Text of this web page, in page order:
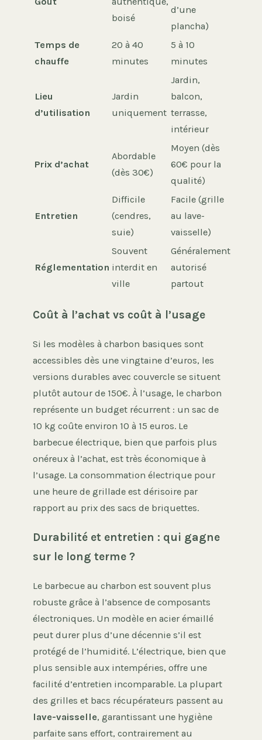
boisé
d’une
plancha)
Temps de
chauffe
20 à 40
minutes
5 à 10
minutes
Lieu
d’utilisation
Jardin
uniquement
Jardin,
balcon,
terrasse,
intérieur
Prix d’achat
Abordable
(dès 30€)
Moyen (dès
60€ pour la
qualité)
Entretien
Difficile
(cendres,
suie)
Facile (grille
au lave-
vaisselle)
Réglementation
Souvent
interdit en
ville
Généralement
autorisé
partout
Coût à l’achat vs coût à l’usage
Si les modèles à charbon basiques sont
accessibles dès une vingtaine d’euros, les
versions durables avec couvercle se situent
plutôt autour de 150€. À l’usage, le charbon
représente un budget récurrent : un sac de
10 kg coûte environ 10 à 15 euros. Le
barbecue électrique, bien que parfois plus
onéreux à l’achat, est très économique à
l’usage. La consommation électrique pour
une heure de grillade est dérisoire par
rapport au prix des sacs de briquettes.
Durabilité et entretien : qui gagne
sur le long terme ?
Le barbecue au charbon est souvent plus
robuste grâce à l’absence de composants
électroniques. Un modèle en acier émaillé
peut durer plus d’une décennie s’il est
protégé de l’humidité. L’électrique, bien que
plus sensible aux intempéries, offre une
facilité d’entretien incomparable. La plupart
des grilles et bacs récupérateurs passent au
lave-vaisselle, garantissant une hygiène
parfaite sans effort, contrairement au